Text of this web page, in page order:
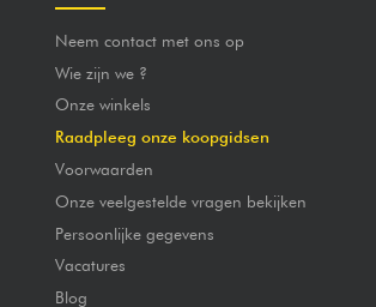
Neem contact met ons op
Wie zijn we ?
Onze winkels
Raadpleeg onze koopgidsen
Voorwaarden
Onze veelgestelde vragen bekijken
Persoonlijke gegevens
Vacatures
Blog